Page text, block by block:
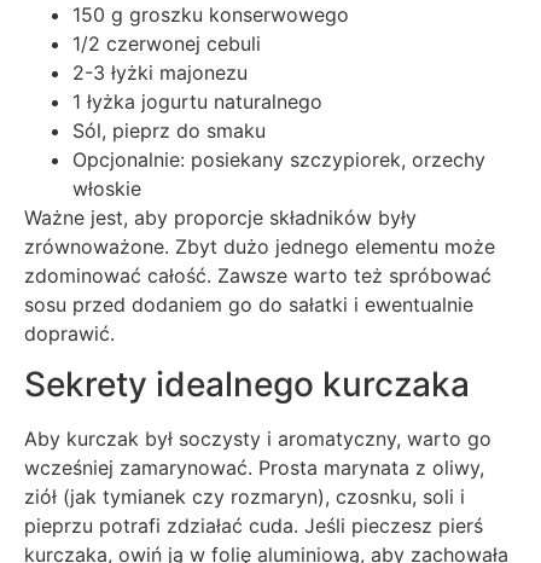
150 g groszku konserwowego
1/2 czerwonej cebuli
2-3 łyżki majonezu
1 łyżka jogurtu naturalnego
Sól, pieprz do smaku
Opcjonalnie: posiekany szczypiorek, orzechy
włoskie
Ważne jest, aby proporcje składników były
zrównoważone. Zbyt dużo jednego elementu może
zdominować całość. Zawsze warto też spróbować
sosu przed dodaniem go do sałatki i ewentualnie
doprawić.
Sekrety idealnego kurczaka
Aby kurczak był soczysty i aromatyczny, warto go
wcześniej zamarynować. Prosta marynata z oliwy,
ziół (jak tymianek czy rozmaryn), czosnku, soli i
pieprzu potrafi zdziałać cuda. Jeśli pieczesz pierś
kurczaka, owiń ją w folię aluminiową, aby zachowała